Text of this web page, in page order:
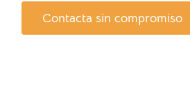
Contacta sin compromiso